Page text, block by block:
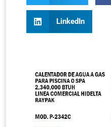
LinkedIn